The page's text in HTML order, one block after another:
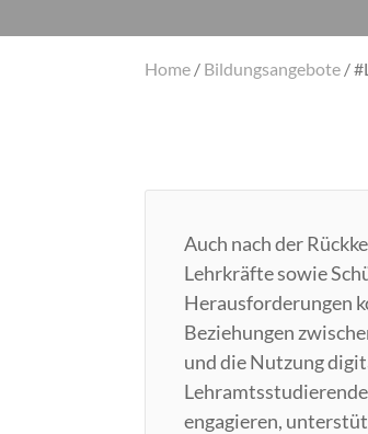
Home / Bildungsangebote /
Auch nach der
Lehrkräfte sowie
Herausforderungen
Beziehungen
und die Nutzung
engagieren,